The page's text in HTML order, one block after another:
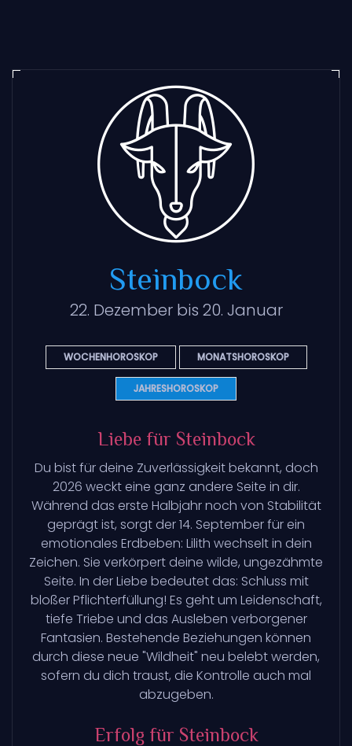
Steinbock
22. Dezember bis 20. Januar
WOCHENHOROSKOP MONATSHOROSKOP
JAHRESHOROSKOP
Liebe für Steinbock
Du bist für deine Zuverlässigkeit bekannt, doch
2026 weckt eine ganz andere Seite in dir.
Während das erste Halbjahr noch von Stabilität
geprägt ist, sorgt der 14. September für ein
emotionales Erdbeben: Lilith wechselt in dein
Zeichen. Sie verkörpert deine wilde, ungezähmte
Seite. In der Liebe bedeutet das: Schluss mit
bloßer Pflichterfüllung! Es geht um Leidenschaft,
tiefe Triebe und das Ausleben verborgener
Fantasien. Bestehende Beziehungen können
durch diese neue "Wildheit" neu belebt werden,
sofern du dich traust, die Kontrolle auch mal
abzugeben.
Erfolg für Steinbock